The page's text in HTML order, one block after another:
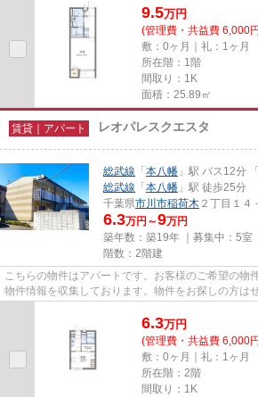
9.5万円
(管理費・共益費 6,000
敷：0ヶ月｜礼：1ヶ月
所在階：1階
間取り：1K
面積：25.89㎡
賃貸｜アパート レオパレスクエスタ
総武線 「 本八幡 」駅 バス12分
総武線 「 本八幡 」駅 徒歩25分
千葉県市川市稲荷木 ２丁目１４
6.3万円～9万円
築年数：築19年 ｜募集中： 5室
階数：2階建
こちらの物件はアパートです。お客様のご希望の物
物件情報を収集しております。物件をお探しの方は
6.3万円
(管理費・共益費 6,000
敷：0ヶ月｜礼：1ヶ月
所在階：2階
間取り：1K